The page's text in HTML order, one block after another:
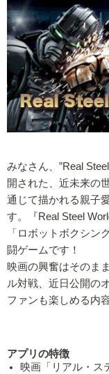
みなさん、”Real
開された、近未来の
通じて描かれる親子
す。『Real Steel
「ロボットボクシン
闘ゲームです！
映画の興奮はそのま
ル対戦、近日公開の
ファンも楽しめる内
アプリの特徴
映画「リアル・ス